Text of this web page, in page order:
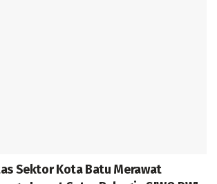
Sektor Kota Batu Merawat